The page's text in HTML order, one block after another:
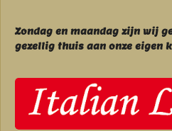
Zondag en maandag zijn wij g
gezellig thuis aan onze eigen